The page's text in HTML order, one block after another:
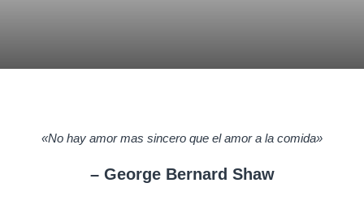
«No hay amor mas sincero que el amor a la comida»
– George Bernard Shaw